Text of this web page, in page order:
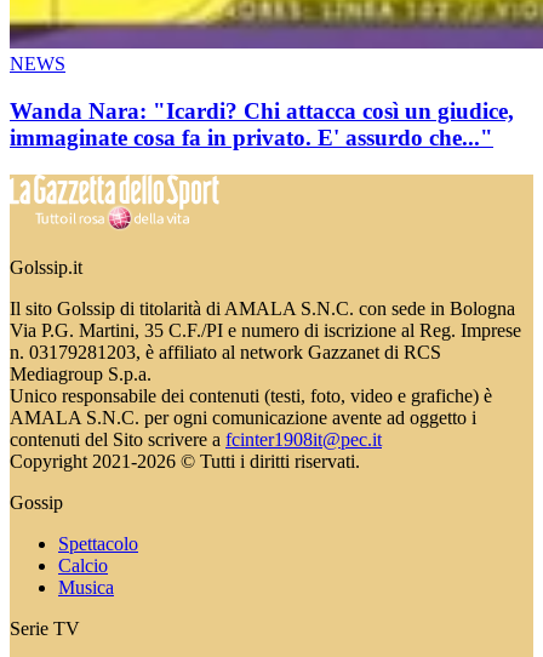
NEWS
Wanda Nara: "Icardi? Chi attacca così un giudice,
immaginate cosa fa in privato. E' assurdo che..."
Golssip.it
Il sito Golssip di titolarità di AMALA S.N.C. con sede in Bologna
Via P.G. Martini, 35 C.F./PI e numero di iscrizione al Reg. Imprese
n. 03179281203, è affiliato al network Gazzanet di RCS
Mediagroup S.p.a.
Unico responsabile dei contenuti (testi, foto, video e grafiche) è
AMALA S.N.C. per ogni comunicazione avente ad oggetto i
contenuti del Sito scrivere a fcinter1908it@pec.it
Copyright 2021-2026 © Tutti i diritti riservati.
Gossip
Spettacolo
Calcio
Musica
Serie TV